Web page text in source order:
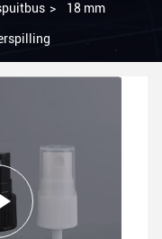
> 18 mm